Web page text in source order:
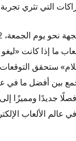
التي تثري تجربة
ما إذا كانت «ليغو
ستحقق التوقعات
بين أفضل ما في
جديدًا ومميزًا
عالم الألعاب